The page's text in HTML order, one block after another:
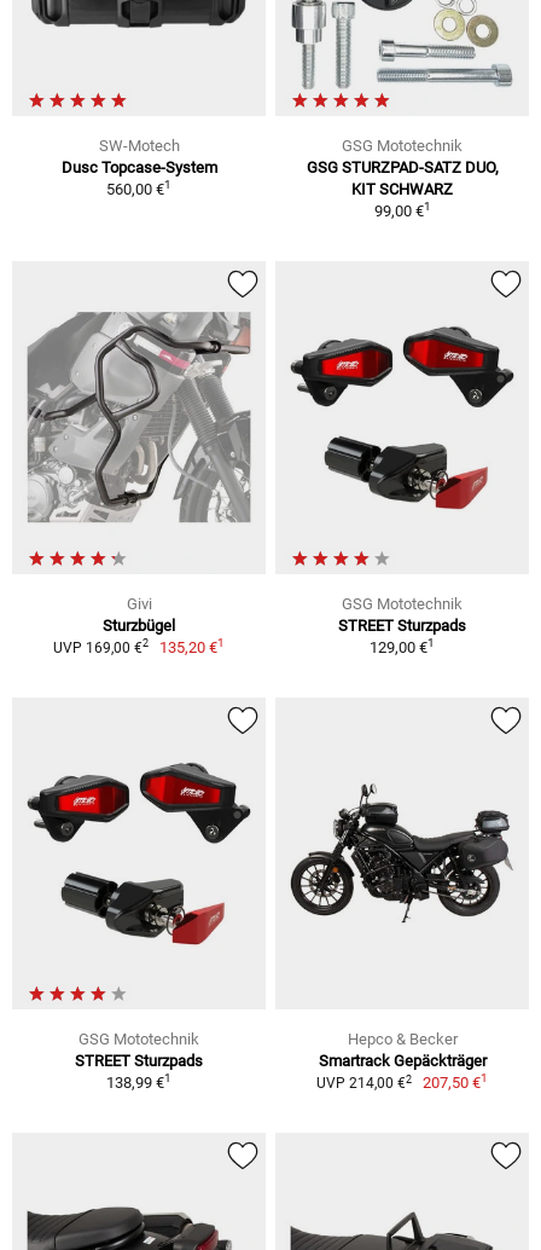
SW-Motech
Dusc Topcase-System
560,00 €1
GSG Mototechnik
GSG STURZPAD-SATZ DUO,
KIT SCHWARZ
99,00 €1
Givi
Sturzbügel
UVP 169,00 €2 135,20 €1
GSG Mototechnik
STREET Sturzpads
129,00 €1
GSG Mototechnik
STREET Sturzpads
138,99 €1
Hepco & Becker
Smartrack Gepäckträger
UVP 214,00 €2 207,50 €1